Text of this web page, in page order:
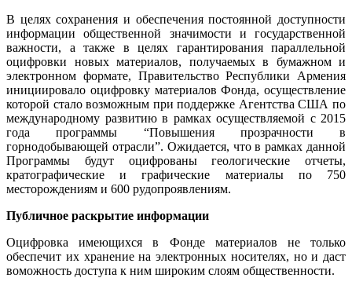
В целях сохранения и обеспечения постоянной доступности
информации общественной значимости и государственной
важности, а также в целях гарантирования параллельной
оцифровки новых материалов, получаемых в бумажном и
электронном формате, Правительство Республики Армения
инициировало оцифровку материалов Фонда, осуществление
которой стало возможным при поддержке Агентства США по
международному развитию в рамках осуществляемой с 2015
года программы “Повышения прозрачности в
горнодобывающей отрасли”. Ожидается, что в рамках данной
Программы будут оцифрованы геологические отчеты,
кратографические и графические материалы по 750
месторождениям и 600 рудопроявлениям.
Публичное раскрытие информации
Оцифровка имеющихся в Фонде материалов не только
обеспечит их хранение на электронных носителях, но и даст
воможность доступа к ним широким слоям общественности.